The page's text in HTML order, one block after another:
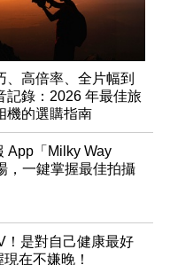
、高倍率、全片幅到
記錄：2026 年最佳旅
機的選購指南
App「Milky Way
，一鍵掌握最佳拍攝
！是對自己健康最好
在不嫌晚！